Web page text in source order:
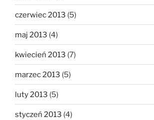
czerwiec 2013 (5)
maj 2013 (4)
kwiecień 2013 (7)
marzec 2013 (5)
luty 2013 (5)
styczeń 2013 (4)